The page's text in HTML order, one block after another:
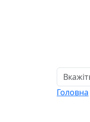
Головна